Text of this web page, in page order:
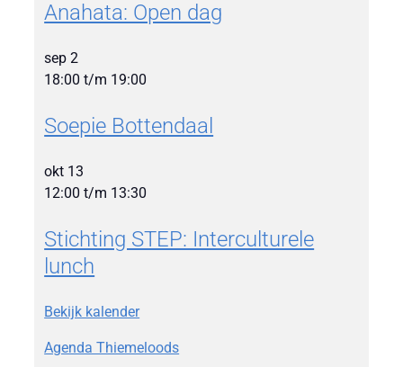
Anahata: Open dag
sep2
18:00 t/m 19:00
Soepie Bottendaal
okt 13
12:00 t/m 13:30
Stichting STEP: Interculturele
lunch
Bekijk kalender
Agenda Thiemeloods